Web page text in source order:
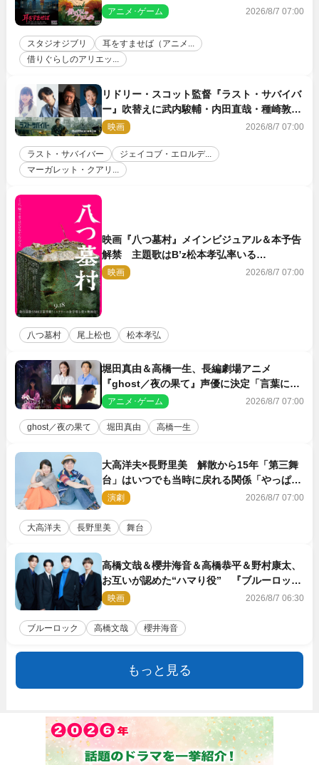
IMAX上映決定！
アニメ･ゲーム 2026/8/7 07:00
スタジオジブリ
耳をすませば（アニメ...
借りぐらしのアリエッ...
リドリー・スコット監督『ラスト・サバイバ
ー』吹替えに武内駿輔・内田直哉・種崎敦
美・井上和彦ら豪華声優陣が集結！
映画 2026/8/7 07:00
ラスト・サバイバー
ジェイコブ・エロルデ...
マーガレット・クアリ...
映画『八つ墓村』メインビジュアル＆本予告
解禁 主題歌はB’z松本孝弘率いる
TMG「DOOM」に決定
映画 2026/8/7 07:00
八つ墓村 尾上松也 松本孝弘
堀田真由＆高橋一生、長編劇場アニメ
『ghost／夜の果て』声優に決定「言葉には
できない沢山の感情を思い出しました」
アニメ･ゲーム 2026/8/7 07:00
ghost／夜の果て 堀田真由 高橋一生
大高洋夫×長野里美 解散から15年「第三舞
台」はいつでも当時に戻れる関係「やっぱり
他の方たちとは違います」
演劇 2026/8/7 07:00
大高洋夫 長野里美 舞台
高橋文哉＆櫻井海音＆高橋恭平＆野村康太、
お互いが認めた“ハマり役” 『ブルーロッ
ク』で築いた最高のチームワーク
映画 2026/8/7 06:30
ブルーロック 高橋文哉 櫻井海音
もっと見る